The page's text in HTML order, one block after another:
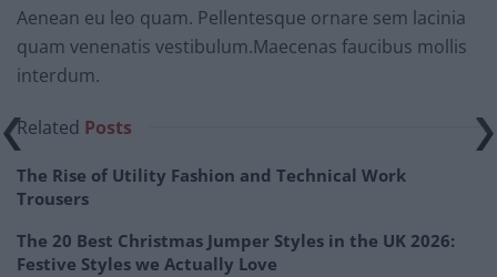
Aenean eu leo quam. Pellentesque ornare sem lacinia
quam venenatis vestibulum.Maecenas faucibus mollis
interdum.
Related Posts
The Rise of Utility Fashion and Technical Work
Trousers
The 20 Best Christmas Jumper Styles in the UK 2026:
Festive Styles we Actually Love